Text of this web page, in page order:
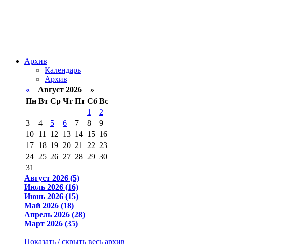
Архив
Календарь
Архив
« Август 2026 »
Пн Вт Ср Чт Пт Сб Вс
1
2
3
4 5 6 7 8
9
10 11 12 13 14 15 16
17 18 19 20 21 22 23
24 25 26 27 28 29 30
31
Август 2026 (5)
Июль 2026 (16)
Июнь 2026 (15)
Май 2026 (18)
Апрель 2026 (28)
Март 2026 (35)
Показать / скрыть весь архив